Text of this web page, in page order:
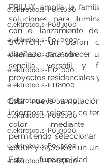
elektrotools-P041000
elektrotools-P083000
elektrotools-P040000
elektrotools-P046000
elektrotools-P121000
elektrotools-P118000
elektrotools-P059000
elektrotools-P086000
elektrotools-P033000
elektrotools-P043000
elektrotools-P065000
PRILUX amplía la
soluciones para
con el lanzamiento de
SWITCH, un plafón
diseñado para ofrecer
sencilla, versátil y
proyectos residenciales
Esta nueva
incorpora selector de
color mediante
permitiendo seleccionar
4000K y 6500K en un
Esta